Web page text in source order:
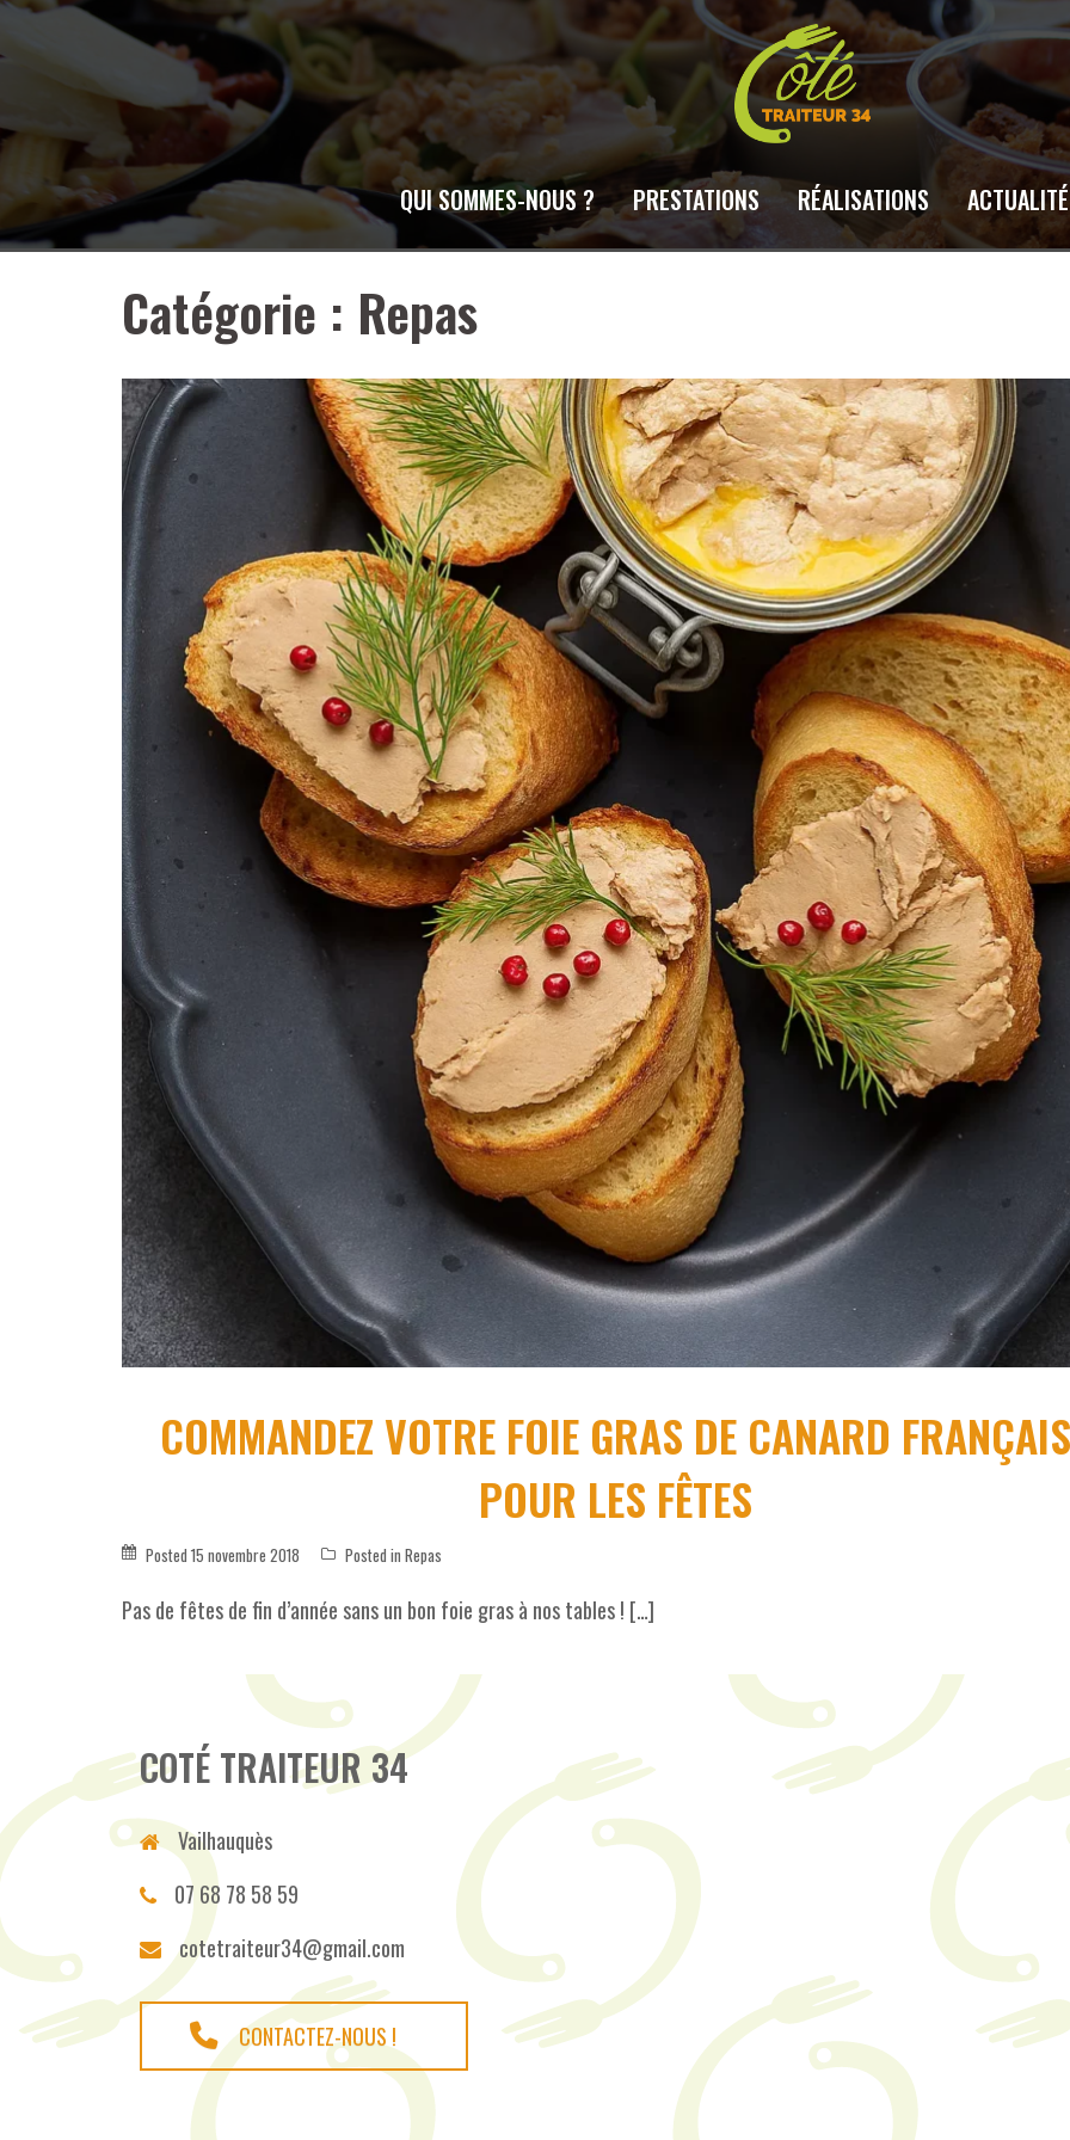
Skip
to
QUI SOMMES-NOUS ? PRESTATIONS RÉALISATIONS
Catégorie : Repas
COMMANDEZ VOTRE FOIE GRAS DE CANARD
POUR LES FÊTES
Posted 15 novembre 2018 Posted in Repas
Pas de fêtes de fin d’année sans un bon foie gras à nos tables ! […]
COTÉ TRAITEUR 34
Vailhauquès
07 68 78 58 59
cotetraiteur34@gmail.com
CONTACTEZ-NOUS !